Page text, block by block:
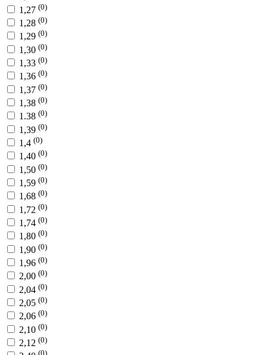
1,27 (0)
1,28 (0)
1,29 (0)
1,30 (0)
1,33 (0)
1,36 (0)
1,37 (0)
1,38 (0)
1.38 (0)
1,39 (0)
1,4 (0)
1,40 (0)
1,50 (0)
1,59 (0)
1,68 (0)
1,72 (0)
1,74 (0)
1,80 (0)
1,90 (0)
1,96 (0)
2,00 (0)
2,04 (0)
2,05 (0)
2,06 (0)
2,10 (0)
2,12 (0)
(0)